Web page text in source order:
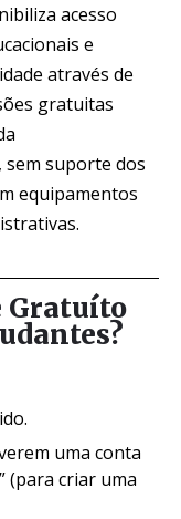
acesso
e
através de
gratuitas
suporte dos
equipamentos
Gratuíto
uma conta
” (para criar uma